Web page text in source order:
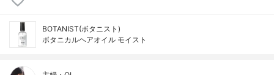
BOTANIST(ボタニスト)
ボタニカルヘアオイル モイスト